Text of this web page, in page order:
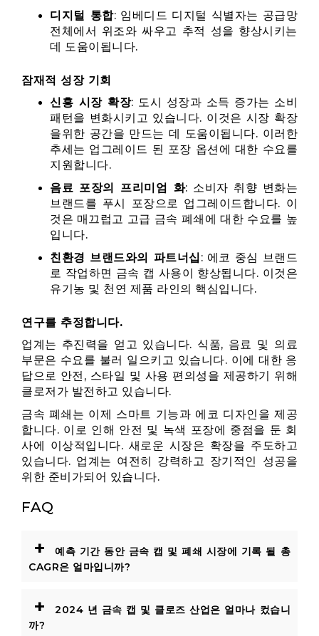
디지털 통합: 임베디드 디지털 식별자는 공급망
전체에서 위조와 싸우고 추적 성을 향상시키는
데 도움이됩니다.
잠재적 성장 기회
신흥 시장 확장: 도시 성장과 소득 증가는 소비
패턴을 변화시키고 있습니다. 이것은 시장 확장
을위한 공간을 만드는 데 도움이됩니다. 이러한
추세는 업그레이드 된 포장 옵션에 대한 수요를
지원합니다.
음료 포장의 프리미엄 화: 소비자 취향 변화는
브랜드를 푸시 포장으로 업그레이드합니다. 이
것은 매끄럽고 고급 금속 폐쇄에 대한 수요를 높
입니다.
친환경 브랜드와의 파트너십 : 에코 중심 브랜드
로 작업하면 금속 캡 사용이 향상됩니다. 이것은
유기농 및 천연 제품 라인의 핵심입니다.
연구를 추정합니다.
업계는 추진력을 얻고 있습니다. 식품, 음료 및 의료
부문은 수요를 불러 일으키고 있습니다. 이에 대한 응
답으로 안전, 스타일 및 사용 편의성을 제공하기 위해
클로저가 발전하고 있습니다.
금속 폐쇄는 이제 스마트 기능과 에코 디자인을 제공
합니다. 이로 인해 안전 및 녹색 포장에 중점을 둔 회
사에 이상적입니다. 새로운 시장은 확장을 주도하고
있습니다. 업계는 여전히 강력하고 장기적인 성공을
위한 준비가되어 있습니다.
FAQ
+
예측 기간 동안 금속 캡 및 폐쇄 시장에 기록 될 총
CAGR은 얼마입니까?
+
2024 년 금속 캡 및 클로즈 산업은 얼마나 컸습니
까?